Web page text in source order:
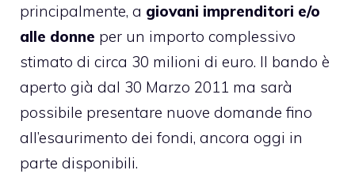
principalmente, a giovani imprenditori e/o
alle donne per un importo complessivo
stimato di circa 30 milioni di euro. Il bando è
aperto già dal 30 Marzo 2011 ma sarà
possibile presentare nuove domande fino
all’esaurimento dei fondi, ancora oggi in
parte disponibili.